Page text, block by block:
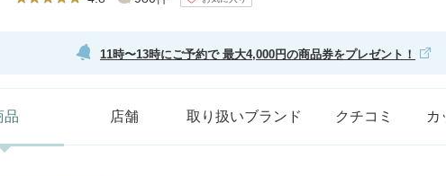
11時〜13時にご予約で 最大4,000円の商品券をプレゼント！
品 店舗 取り扱いブランド クチコミ カ